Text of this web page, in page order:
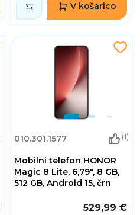
V košarico
010.301.1577 (1)
Mobilni telefon HONOR
Magic 8 Lite, 6,79", 8 GB,
512 GB, Android 15, črn
529,99 €